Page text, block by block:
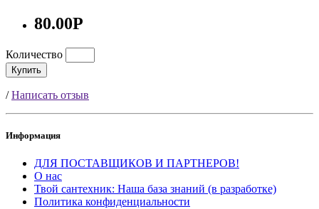
80.00Р
Количество
Купить
/Написать отзыв
Информация
ДЛЯ ПОСТАВЩИКОВ И ПАРТНЕРОВ!
О нас
Твой сантехник: Наша база знаний (в разработке)
Политика конфиденциальности